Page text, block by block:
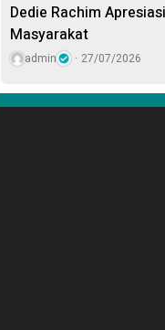
Dedie Rachim
Masyarakat
admin 27/07/2026